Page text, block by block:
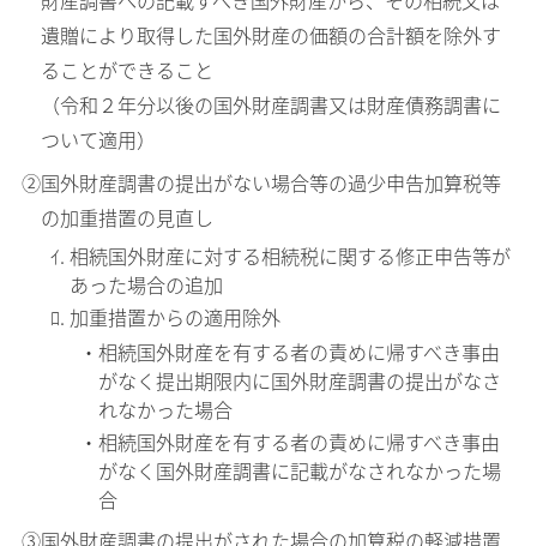
遺贈により取得した国外財産の価額の合計額を除外す
ることができること
（令和２年分以後の国外財産調書又は財産債務調書に
ついて適用）
②国外財産調書の提出がない場合等の過少申告加算税等
の加重措置の見直し
ｲ. 相続国外財産に対する相続税に関する修正申告等が
あった場合の追加
ﾛ. 加重措置からの適用除外
・相続国外財産を有する者の責めに帰すべき事由
がなく提出期限内に国外財産調書の提出がなさ
れなかった場合
・相続国外財産を有する者の責めに帰すべき事由
がなく国外財産調書に記載がなされなかった場
合
③国外財産調書の提出がされた場合の加算税の軽減措置